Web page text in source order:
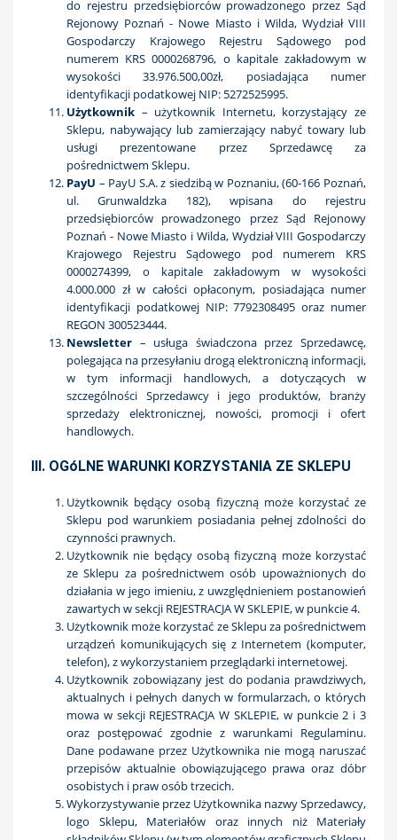
do rejestru przedsiębiorców prowadzonego przez Sąd
Rejonowy Poznań - Nowe Miasto i Wilda, Wydział VIII
Gospodarczy Krajowego Rejestru Sądowego pod
numerem KRS 0000268796, o kapitale zakładowym w
wysokości 33.976.500,00zł, posiadająca numer
identyfikacji podatkowej NIP: 5272525995.
Użytkownik – użytkownik Internetu, korzystający ze
Sklepu, nabywający lub zamierzający nabyć towary lub
usługi prezentowane przez Sprzedawcę za
pośrednictwem Sklepu.
PayU – PayU S.A. z siedzibą w Poznaniu, (60-166 Poznań,
ul. Grunwaldzka 182), wpisana do rejestru
przedsiębiorców prowadzonego przez Sąd Rejonowy
Poznań - Nowe Miasto i Wilda, Wydział VIII Gospodarczy
Krajowego Rejestru Sądowego pod numerem KRS
0000274399, o kapitale zakładowym w wysokości
4.000.000 zł w całości opłaconym, posiadająca numer
identyfikacji podatkowej NIP: 7792308495 oraz numer
REGON 300523444.
Newsletter – usługa świadczona przez Sprzedawcę,
polegająca na przesyłaniu drogą elektroniczną informacji,
w tym informacji handlowych, a dotyczących w
szczególności Sprzedawcy i jego produktów, branży
sprzedaży elektronicznej, nowości, promocji i ofert
handlowych.
III. OGóLNE WARUNKI KORZYSTANIA ZE SKLEPU
Użytkownik będący osobą fizyczną może korzystać ze
Sklepu pod warunkiem posiadania pełnej zdolności do
czynności prawnych.
Użytkownik nie będący osobą fizyczną może korzystać
ze Sklepu za pośrednictwem osób upoważnionych do
działania w jego imieniu, z uwzględnieniem postanowień
zawartych w sekcji REJESTRACJA W SKLEPIE, w punkcie 4.
Użytkownik może korzystać ze Sklepu za pośrednictwem
urządzeń komunikujących się z Internetem (komputer,
telefon), z wykorzystaniem przeglądarki internetowej.
Użytkownik zobowiązany jest do podania prawdziwych,
aktualnych i pełnych danych w formularzach, o których
mowa w sekcji REJESTRACJA W SKLEPIE, w punkcie 2 i 3
oraz postępować zgodnie z warunkami Regulaminu.
Dane podawane przez Użytkownika nie mogą naruszać
przepisów aktualnie obowiązującego prawa oraz dóbr
osobistych i praw osób trzecich.
Wykorzystywanie przez Użytkownika nazwy Sprzedawcy,
logo Sklepu, Materiałów oraz innych niż Materiały